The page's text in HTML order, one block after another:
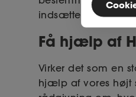
indsætter en
Få hjælp af
Virker det som en
hjælp af vores højt